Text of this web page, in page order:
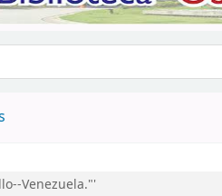
Venezuela."'